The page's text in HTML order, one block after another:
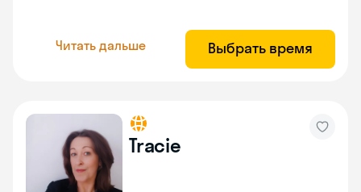
Читать дальше Выбрать время
Tracie